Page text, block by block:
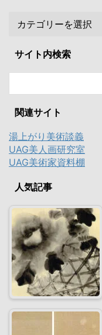
サイト内検索
関連サイト
湯上がり美術談義
UAG美人画研究室
UAG美術家資料棚
人気記事